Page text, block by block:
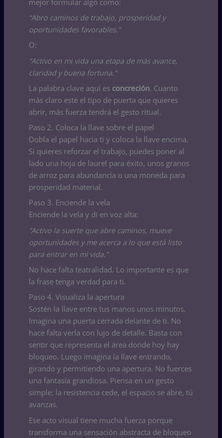
“Abro caminos de trabajo, prosperidad y
oportunidades favorables.”
O:
“Activo en mi vida una etapa de más avance,
claridad y buena fortuna.”
La palabra clave aquí es concreción. Cuanto
más claro esté el tipo de puerta que quieres
abrir, más fuerza tendrá el gesto ritual.
Paso 2. Coloca la llave sobre el papel
Dobla el papel hacia ti y coloca la llave encima.
Si quieres reforzar el trabajo, puedes poner al
lado una hoja de laurel para éxito, unos granos
de arroz para abundancia o una moneda para
prosperidad material.
Paso 3. Enciende la vela
Enciende la vela y di en voz alta:
“Activo la suerte que abre caminos, mueve
oportunidades y me acerca a lo que está listo
para entrar en mi vida.”
No hace falta teatralidad. Lo importante es que
la frase tenga verdad para ti.
Paso 4. Visualiza la apertura
Sostén la llave entre tus manos unos minutos.
Imagina una puerta cerrada delante de ti. No
hace falta verla con lujo de detalle. Basta con
sentir que representa el área donde hoy hay
bloqueo. Luego imagina la llave entrando,
girando y permitiendo una apertura. No fuerces
una fantasía grandiosa. Piensa en un gesto
simple: la resistencia cede, el espacio se abre, tú
avanzas.
Ese acto visual tiene mucha fuerza porque
transforma una sensación abstracta de bloqueo